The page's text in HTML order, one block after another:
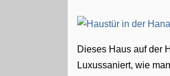
Dieses Haus auf der
Luxussaniert, wie